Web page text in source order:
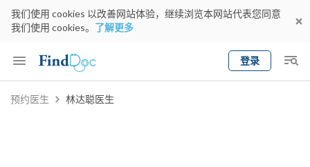
我们使用 cookies 以改善网站体验，继续浏览本网站代表您同意
我们使用 cookies。 了解更多
登录
Keyword
预约医生 林达聪医生